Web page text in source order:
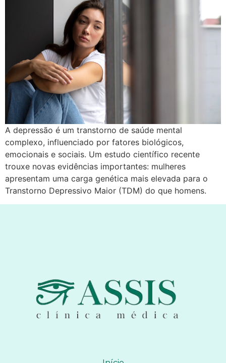
A depressão é um transtorno de saúde mental
complexo, influenciado por fatores biológicos,
emocionais e sociais. Um estudo científico recente
trouxe novas evidências importantes: mulheres
apresentam uma carga genética mais elevada para o
Transtorno Depressivo Maior (TDM) do que homens.